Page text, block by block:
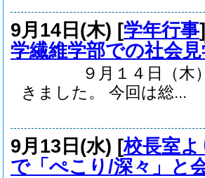
9月14日(木) [学年行事
学繊維学部での社会
９月１４日（木）に
きました。 今回は総...
9月13日(水) [校長室よ
で「ぺこり/深々」と